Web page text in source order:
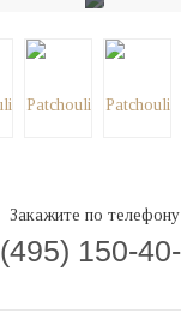
Закажите по телефону
150-